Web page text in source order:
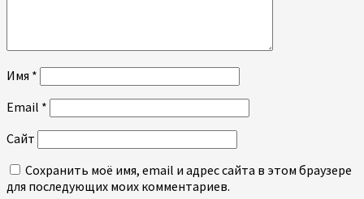
Имя *
Email *
Сайт
Сохранить моё имя, email и адрес сайта в этом браузере
для последующих моих комментариев.